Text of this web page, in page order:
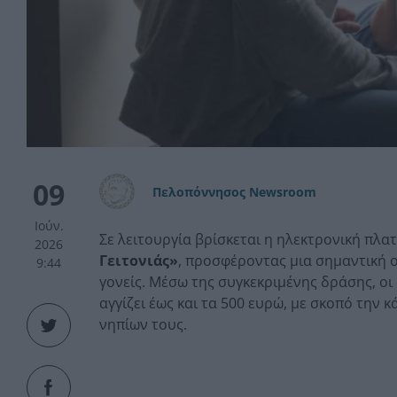
09
Ιούν.
2026
9:44
Πελοπόννησος Newsroom
Σε λειτουργία βρίσκεται η ηλεκτρονική
Γειτονιάς», προσφέροντας μια σημαντική
γονείς. Μέσω της συγκεκριμένης δράσης,
αγγίζει έως και τα 500 ευρώ, με σκοπό
νηπίων τους.